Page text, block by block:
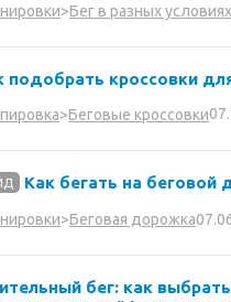
>Бег в разных условиях
подобрать кроссовки
>Беговые кроссовки
Как бегать на беговой
>Беговая дорожка
бег: как